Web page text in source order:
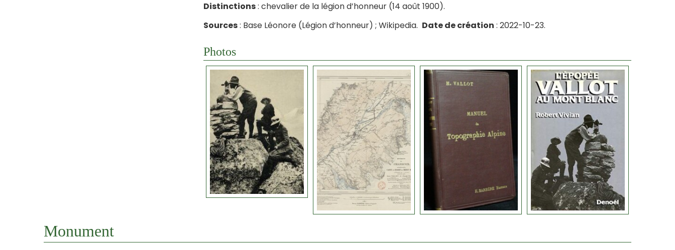
Distinctions: chevalier de la légion d’honneur (14 août 1900).
Sources: Base Léonore (Légion d’honneur) ; Wikipedia. Date de création : 2022-10-23.
Photos
Monument